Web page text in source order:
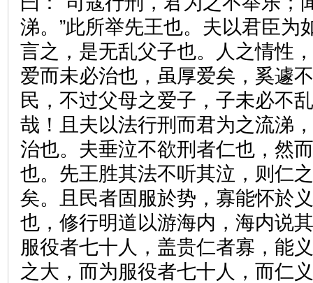
涕。”此所举先王也。夫以君臣为
言之，是无乱父子也。人之情性
爱而未必治也，虽厚爱矣，奚遽
民，不过父母之爱子，子未必不
哉！且夫以法行刑而君为之流涕
治也。夫垂泣不欲刑者仁也，然
也。先王胜其法不听其泣，则仁
矣。且民者固服於势，寡能怀於
也，修行明道以游海内，海内说
服役者七十人，盖贵仁者寡，能
之大，而为服役者七十人，而仁